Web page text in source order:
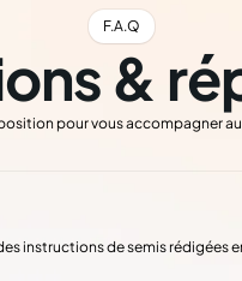
F.A.Q
&
pour vous accompagner
instructions de semis rédigées